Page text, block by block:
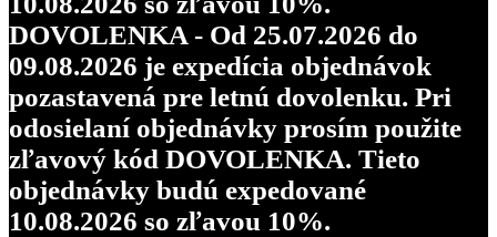
DOVOLENKA - Od 25.07.2026 do
09.08.2026 je expedícia objednávok
pozastavená pre letnú dovolenku. Pri
odosielaní objednávky prosím použite
zľavový kód DOVOLENKA. Tieto
objednávky budú expedované
10.08.2026 so zľavou 10%.